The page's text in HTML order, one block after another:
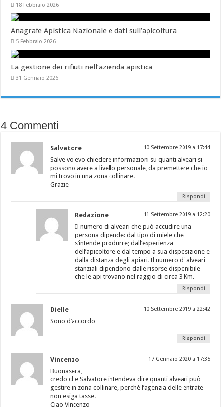
18 Febbraio 2026
Anagrafe Apistica Nazionale e dati sull’apicoltura
5 Febbraio 2026
La gestione dei rifiuti nell’azienda apistica
31 Gennaio 2026
4 Commenti
Salvatore 10 Settembre 2019 a 17:44
Salve volevo chiedere informazioni su quanti alveari si
possono avere a livello personale, da premettere che io
mi trovo in una zona collinare.
Grazie
Rispondi
Redazione 11 Settembre 2019 a 12:20
Il numero di alveari che può accudire una
persona dipende: dal tipo di miele che
s’intende produrre; dall’esperienza
dell’apicoltore e dal tempo a sua disposizione e
dalla distanza degli apiari. Il numero di alveari
stanziali dipendono dalle risorse disponibile
che le api trovano nel raggio di circa 3 Km.
Rispondi
Dielle 10 Settembre 2019 a 22:42
Sono d’accordo
Rispondi
Vincenzo 17 Gennaio 2020 a 17:35
Buonasera,
credo che Salvatore intendeva dire quanti alveari può
gestire in zona collinare, perchè l’agenzia delle entrate
non esiga tasse.
Ciao Vincenzo